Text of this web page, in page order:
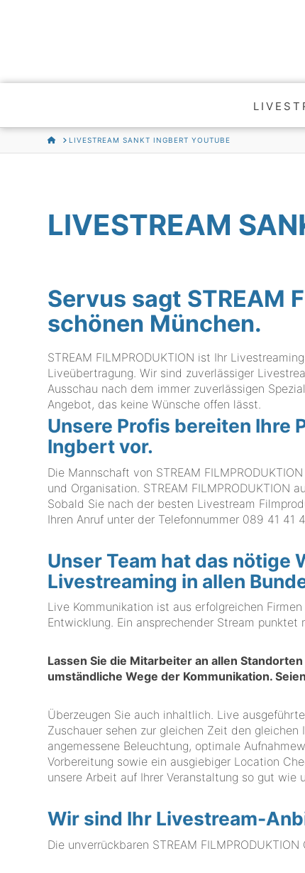
HOMELIVESTREAM SANKT INGBERT YOUTUBE
LIVESTREAM
Servus sagt STREAM
schönen München.
STREAM FILMPRODUKTION ist Ihr
Liveübertragung. Wir sind zuverlässiger
Ausschau nach dem immer zuverlässigen
Angebot, das keine Wünsche offen lässt.
Unsere Profis bereiten Ihre
Ingbert vor.
Die Mannschaft von STREAM
und Organisation. STREAM
Sobald Sie nach der besten Livestream
Ihren Anruf unter der Telefonnummer 089 41 41
Unser Team hat das nötige
Livestreaming in allen
Live Kommunikation ist aus erfolgreichen
Entwicklung. Ein ansprechender Stream
Lassen Sie die Mitarbeiter an allen
umständliche Wege der Kommunikation.
Überzeugen Sie auch inhaltlich. Live
Zuschauer sehen zur gleichen Zeit den
angemessene Beleuchtung, optimale
Vorbereitung sowie ein ausgiebiger Location
unsere Arbeit auf Ihrer Veranstaltung so gut wie
Wir sind Ihr Livestream-
Die unverrückbaren STREAM